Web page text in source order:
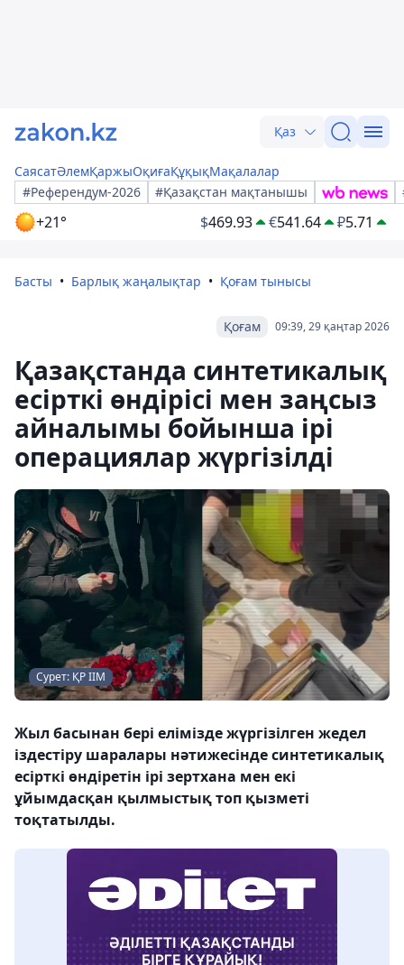
Қаз
СаясатӘлемҚаржыОқиғаҚұқықМақалалар
#Референдум-2026
#Қазақстан мақтанышы
+21° $469.93 €541.64 ₽5.71
Басты Барлық жаңалықтар Қоғам тынысы
09:39, 29 қаңтар 2026
Қоғам
Қазақстанда синтетикалық
есірткі өндірісі мен заңсыз
айналымы бойынша ірі
операциялар жүргізілді
Сурет: ҚР ІІМ
Жыл басынан бері елімізде жүргізілген жедел
іздестіру шаралары нәтижесінде синтетикалық
есірткі өндіретін ірі зертхана мен екі
ұйымдасқан қылмыстық топ қызметі
тоқтатылды.